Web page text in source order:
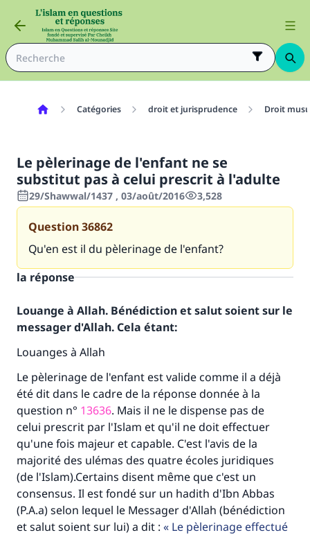
Catégories droit et jurisprudence Droit
Le pèlerinage de l'enfant ne se
substitut pas à celui prescrit à l'adulte
29/Shawwal/1437 , 03/août/2016 3,528
Question36862
Qu'en est il du pèlerinage de l'enfant?
la réponse
Louange à Allah. Bénédiction et salut soient sur le
messager d'Allah. Cela étant:
Louanges à Allah
Le pèlerinage de l'enfant est valide comme il a déjà
été dit dans le cadre de la réponse donnée à la
question n° 13636. Mais il ne le dispense pas de
celui prescrit par l'Islam et qu'il ne doit effectuer
qu'une fois majeur et capable. C'est l'avis de la
majorité des ulémas des quatre écoles juridiques
(de l'Islam).Certains disent même que c'est un
consensus. Il est fondé sur un hadith d'Ibn Abbas
(P.A.a) selon lequel le Messager d'Allah (bénédiction
et salut soient sur lui) a dit :
Le pèlerinage effectué